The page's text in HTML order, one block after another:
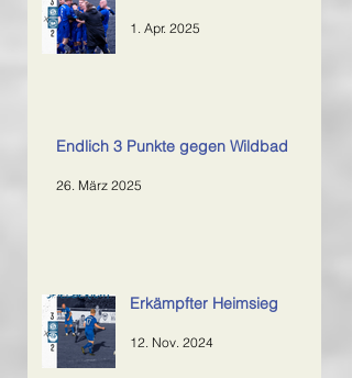
1. Apr. 2025
Endlich 3 Punkte gegen Wildbad
26. März 2025
Erkämpfter Heimsieg
12. Nov. 2024